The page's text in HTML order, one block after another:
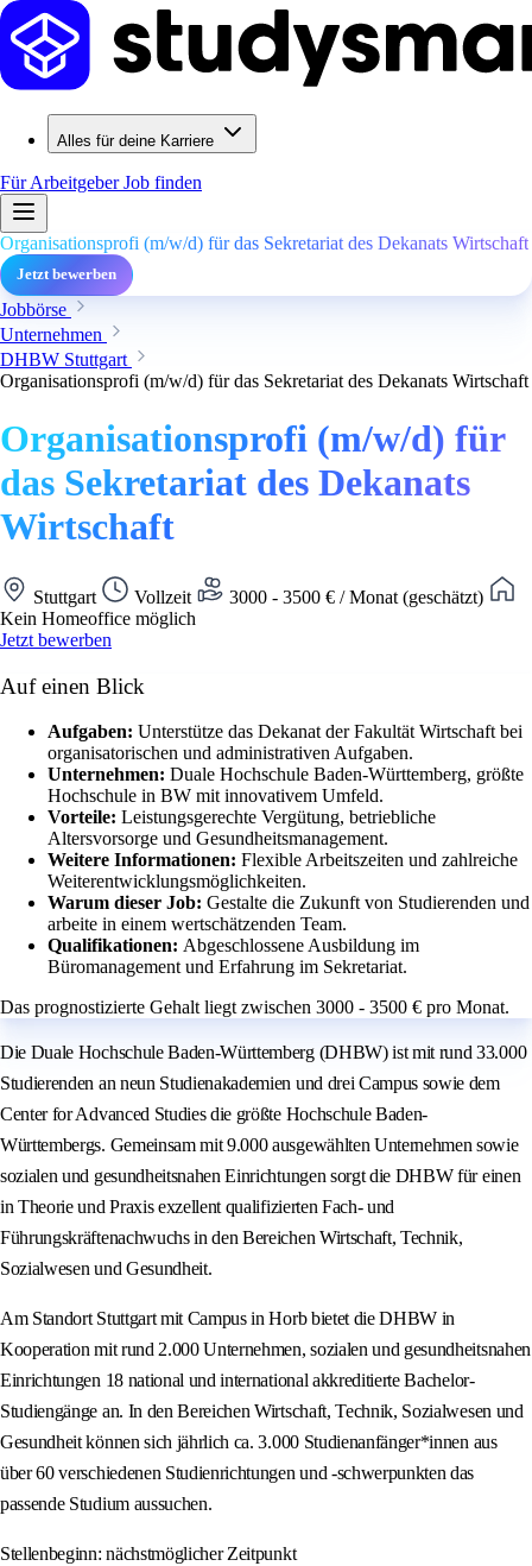
Alles für deine Karriere
Für ArbeitgeberJob finden
Organisationsprofi (m/w/d) für das Sekretariat des Dekanats Wirtschaft
Jetzt bewerben
Jobbörse
Unternehmen
DHBW Stuttgart
Organisationsprofi (m/w/d) für das Sekretariat des Dekanats Wirtschaft
Organisationsprofi (m/w/d) für
das Sekretariat des Dekanats
Wirtschaft
Stuttgart Vollzeit
3000 - 3500 € / Monat (geschätzt)
Kein Homeoffice möglich
Jetzt bewerben
Auf einen Blick
Aufgaben: Unterstütze das Dekanat der Fakultät Wirtschaft bei
organisatorischen und administrativen Aufgaben.
Unternehmen: Duale Hochschule Baden-Württemberg, größte
Hochschule in BW mit innovativem Umfeld.
Vorteile: Leistungsgerechte Vergütung, betriebliche
Altersvorsorge und Gesundheitsmanagement.
Weitere Informationen: Flexible Arbeitszeiten und zahlreiche
Weiterentwicklungsmöglichkeiten.
Warum dieser Job: Gestalte die Zukunft von Studierenden und
arbeite in einem wertschätzenden Team.
Qualifikationen: Abgeschlossene Ausbildung im
Büromanagement und Erfahrung im Sekretariat.
Das prognostizierte Gehalt liegt zwischen 3000 - 3500 € pro Monat.
Die Duale Hochschule Baden-Württemberg (DHBW) ist mit rund 33.000
Studierenden an neun Studienakademien und drei Campus sowie dem
Center for Advanced Studies die größte Hochschule Baden-
Württembergs. Gemeinsam mit 9.000 ausgewählten Unternehmen sowie
sozialen und gesundheitsnahen Einrichtungen sorgt die DHBW für einen
in Theorie und Praxis exzellent qualifizierten Fach- und
Führungskräftenachwuchs in den Bereichen Wirtschaft, Technik,
Sozialwesen und Gesundheit.
Am Standort Stuttgart mit Campus in Horb bietet die DHBW in
Kooperation mit rund 2.000 Unternehmen, sozialen und gesundheitsnahen
Einrichtungen 18 national und international akkreditierte Bachelor-
Studiengänge an. In den Bereichen Wirtschaft, Technik, Sozialwesen und
Gesundheit können sich jährlich ca. 3.000 Studienanfänger*innen aus
über 60 verschiedenen Studienrichtungen und -schwerpunkten das
passende Studium aussuchen.
Stellenbeginn: nächstmöglicher Zeitpunkt